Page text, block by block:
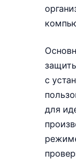
с
для